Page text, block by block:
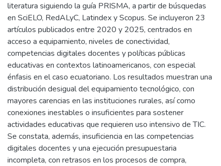
literatura siguiendo la guía PRISMA, a partir de búsquedas
en SciELO, RedALyC, Latindex y Scopus. Se incluyeron 23
artículos publicados entre 2020 y 2025, centrados en
acceso a equipamiento, niveles de conectividad,
competencias digitales docentes y políticas públicas
educativas en contextos latinoamericanos, con especial
énfasis en el caso ecuatoriano. Los resultados muestran una
distribución desigual del equipamiento tecnológico, con
mayores carencias en las instituciones rurales, así como
conexiones inestables o insuficientes para sostener
actividades educativas que requieren uso intensivo de TIC.
Se constata, además, insuficiencia en las competencias
digitales docentes y una ejecución presupuestaria
incompleta, con retrasos en los procesos de compra,